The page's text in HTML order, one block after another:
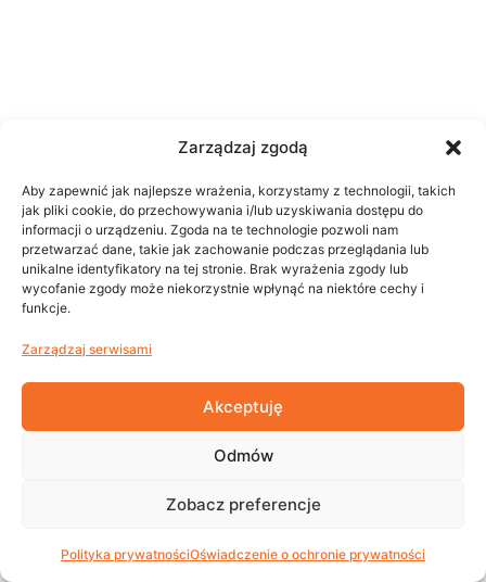
Zarządzaj zgodą
Aby zapewnić jak najlepsze wrażenia, korzystamy z technologii, takich
jak pliki cookie, do przechowywania i/lub uzyskiwania dostępu do
informacji o urządzeniu. Zgoda na te technologie pozwoli nam
przetwarzać dane, takie jak zachowanie podczas przeglądania lub
unikalne identyfikatory na tej stronie. Brak wyrażenia zgody lub
wycofanie zgody może niekorzystnie wpłynąć na niektóre cechy i
funkcje.
Zarządzaj serwisami
Akceptuję
Odmów
Zobacz preferencje
Polityka prywatnościOświadczenie o ochronie prywatności